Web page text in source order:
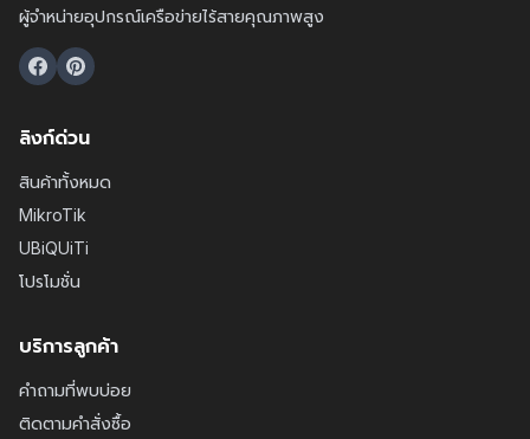
ผู้จำหน่ายอุปกรณ์เครือข่ายไร้สายคุณภาพสูง
ลิงก์ด่วน
สินค้าทั้งหมด
MikroTik
UBiQUiTi
โปรโมชั่น
บริการลูกค้า
คำถามที่พบบ่อย
ติดตามคำสั่งซื้อ